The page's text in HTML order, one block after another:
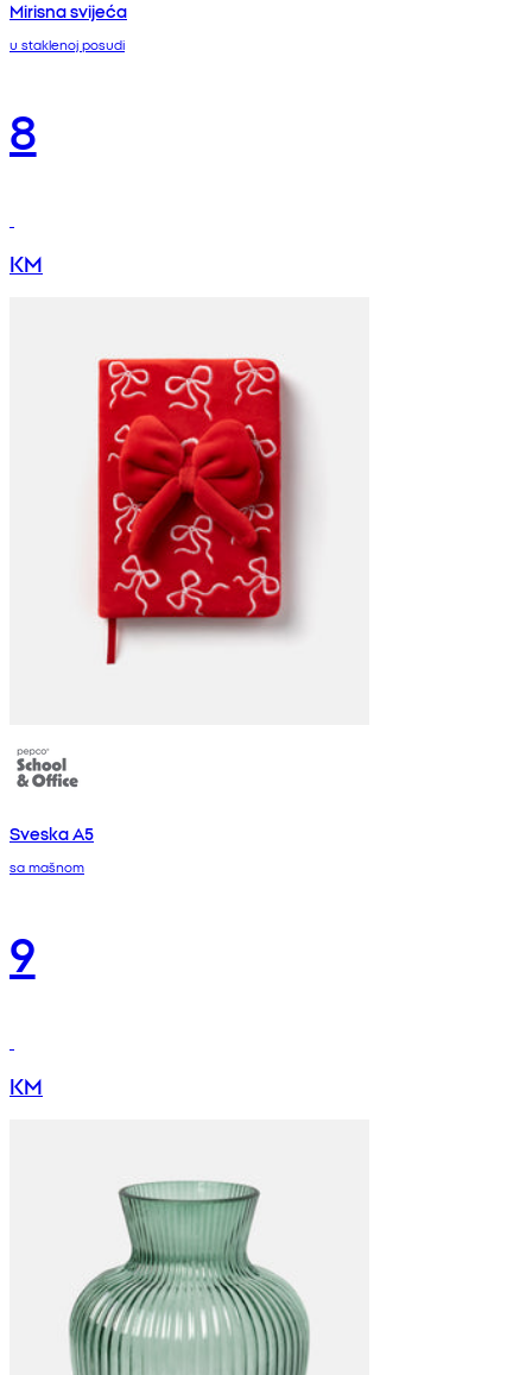
Mirisna svijeća
u staklenoj posudi
8
KM
Sveska A5
sa mašnom
9
KM